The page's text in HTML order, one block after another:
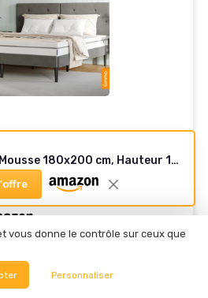
180x200 cm, Hauteur 18
Matelas à 7 Zones 180 x
One Matelas en Mousse 180x200 cm, Hauteur 18 cm, Fermeté Dure (H2), Matelas à 7 Zones 180 x 200 cm Blanc
vous donne le contrôle sur ceux que
Personnaliser